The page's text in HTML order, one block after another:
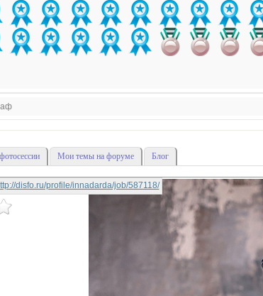
Мои темы на форуме Блог
disfo.ru/profile/innadarda/job/587118/